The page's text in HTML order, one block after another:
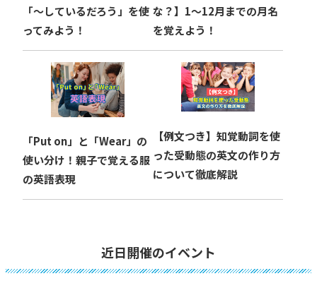
「〜しているだろう」を使
ってみよう！
な？】1〜12月までの月名
を覚えよう！
「Put on」と「Wear」の
使い分け！親子で覚える服
の英語表現
【例文つき】知覚動詞を使
った受動態の英文の作り方
について徹底解説
近日開催のイベント